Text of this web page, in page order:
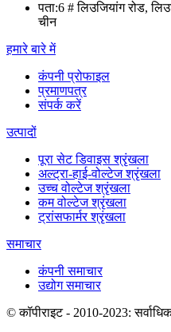
पता:6 # लिउजियांग रोड,
चीन
हमारे बारे में
कंपनी प्रोफाइल
प्रमाणपत्र
संपर्क करें
उत्पादों
पूरा सेट डिवाइस श्रृंखला
अल्ट्रा-हाई-वोल्टेज श्रृंखला
उच्च वोल्टेज श्रृंखला
कम वोल्टेज श्रृंखला
ट्रांसफार्मर श्रृंखला
समाचार
कंपनी समाचार
उद्योग समाचार
© कॉपीराइट - 2010-2023: